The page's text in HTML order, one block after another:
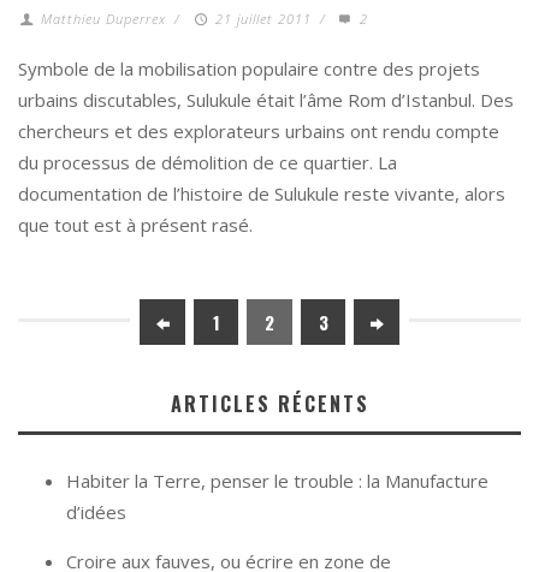
Matthieu Duperrex / 21 juillet 2011 / 2
Symbole de la mobilisation populaire contre des projets
urbains discutables, Sulukule était l’âme Rom d’Istanbul. Des
chercheurs et des explorateurs urbains ont rendu compte
du processus de démolition de ce quartier. La
documentation de l’histoire de Sulukule reste vivante, alors
que tout est à présent rasé.
1 2 3
ARTICLES RÉCENTS
Habiter la Terre, penser le trouble : la Manufacture
d’idées
Croire aux fauves, ou écrire en zone de